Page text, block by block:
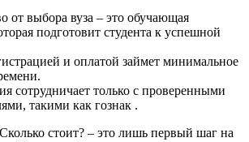
от выбора вуза – это обучающая
подготовит студента к успешной
и оплатой займет минимальное
сотрудничает только с проверенными
такими как гознак .
стоит? – это лишь первый шаг на